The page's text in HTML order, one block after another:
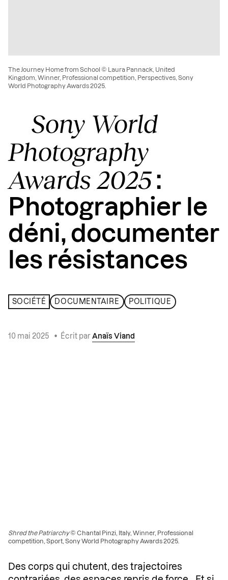
Sony World
Photography
Awards 2025 :
Photographier le
déni, documenter
les résistances
SOCIÉTÉ DOCUMENTAIRE POLITIQUE
10 mai 2025 • Écrit par Anaïs Viand
The Journey Home from School © Laura Pannack, United
Kingdom, Winner, Professional competition, Perspectives, Sony
World Photography Awards 2025.
Shred the Patriarchy© Chantal Pinzi, Italy, Winner, Professional
competition, Sport, Sony World Photography Awards 2025.
Des corps qui chutent, des trajectoires